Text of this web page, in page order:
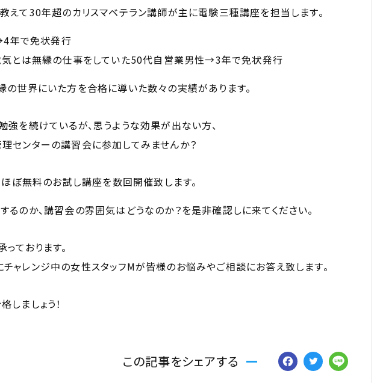
えて30年超のカリスマベテラン講師が主に電験三種講座を担当します。
年で免状発行
気とは無縁の仕事をしていた50代自営業男性→3年で免状発行
の世界にいた方を合格に導いた数々の実績があります。
強を続けているが、思うような効果が出ない方、
センターの講習会に参加してみませんか？
ぼ無料のお試し講座を数回開催致します。
るのか、講習会の雰囲気はどうなのか？を是非確認しに来てください。
ております。
ャレンジ中の女性スタッフMが皆様のお悩みやご相談にお答え致します。
ましょう！
この記事をシェアする Facebook
Twitter